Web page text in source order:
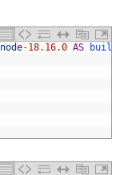
node-18.16.0 AS